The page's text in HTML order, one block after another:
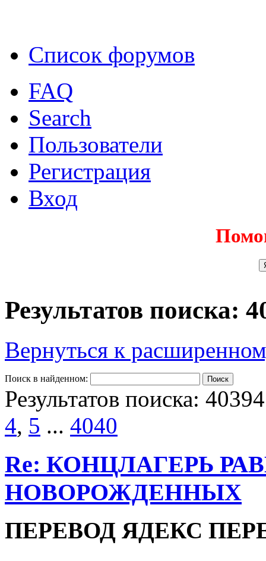
Список форумов
FAQ
Search
Пользователи
Регистрация
Вход
Результатов поиска:
Вернуться к
Поиск в найденном:
Результатов поиска:
4, 5 ... 4040
Re: КОНЦЛАГЕРЬ
НОВОРОЖДЕННЫХ
ПЕРЕВОД ЯДЕКС